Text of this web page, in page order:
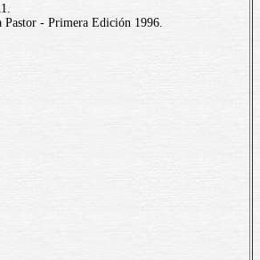
- Primera Edición 1996.